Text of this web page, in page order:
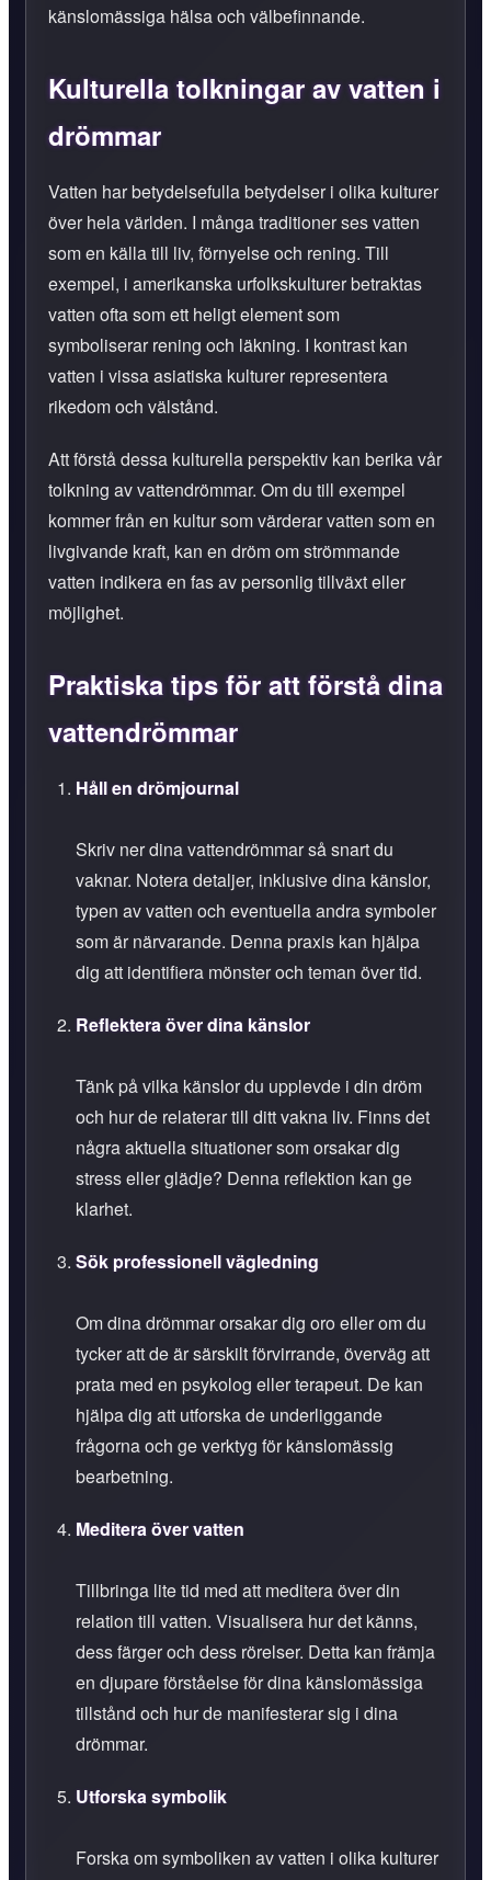
känslomässiga hälsa och välbefinnande.
Kulturella tolkningar av vatten i
drömmar
Vatten har betydelsefulla betydelser i olika kulturer
över hela världen. I många traditioner ses vatten
som en källa till liv, förnyelse och rening. Till
exempel, i amerikanska urfolkskulturer betraktas
vatten ofta som ett heligt element som
symboliserar rening och läkning. I kontrast kan
vatten i vissa asiatiska kulturer representera
rikedom och välstånd.
Att förstå dessa kulturella perspektiv kan berika vår
tolkning av vattendrömmar. Om du till exempel
kommer från en kultur som värderar vatten som en
livgivande kraft, kan en dröm om strömmande
vatten indikera en fas av personlig tillväxt eller
möjlighet.
Praktiska tips för att förstå dina
vattendrömmar
Håll en drömjournal
Skriv ner dina vattendrömmar så snart du
vaknar. Notera detaljer, inklusive dina känslor,
typen av vatten och eventuella andra symboler
som är närvarande. Denna praxis kan hjälpa
dig att identifiera mönster och teman över tid.
Reflektera över dina känslor
Tänk på vilka känslor du upplevde i din dröm
och hur de relaterar till ditt vakna liv. Finns det
några aktuella situationer som orsakar dig
stress eller glädje? Denna reflektion kan ge
klarhet.
Sök professionell vägledning
Om dina drömmar orsakar dig oro eller om du
tycker att de är särskilt förvirrande, överväg att
prata med en psykolog eller terapeut. De kan
hjälpa dig att utforska de underliggande
frågorna och ge verktyg för känslomässig
bearbetning.
Meditera över vatten
Tillbringa lite tid med att meditera över din
relation till vatten. Visualisera hur det känns,
dess färger och dess rörelser. Detta kan främja
en djupare förståelse för dina känslomässiga
tillstånd och hur de manifesterar sig i dina
drömmar.
Utforska symbolik
Forska om symboliken av vatten i olika kulturer